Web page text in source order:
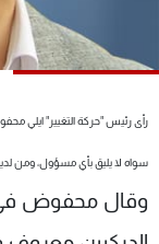
رأى رئيس "حركة التغيير" ايلي
سواه لا يليق بأي مسؤول، ومن
‏وقال محفوض في
شاهد البرامج
الترددات
عن MTV
لاعلاناتكم